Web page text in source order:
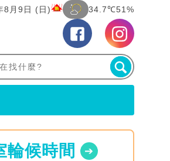
8月9日 (日) 34.7℃51%
輪候時間